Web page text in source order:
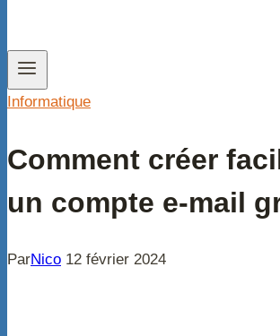
Informatique
Comment créer
un compte e-mail
ParNico 12 février 2024